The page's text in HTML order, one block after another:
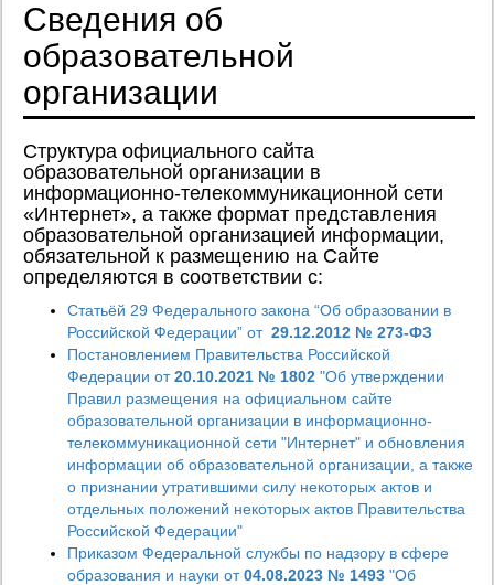
Сведения об
образовательной
организации
Структура официального сайта
образовательной организации в
информационно-телекоммуникационной сети
«Интернет», а также формат представления
образовательной организацией информации,
обязательной к размещению на Сайте
определяются в соответствии с:
Статьёй 29 Федерального закона “Об образовании в
Российской Федерации” от 29.12.2012 № 273-ФЗ
Постановлением Правительства Российской
Федерации от20.10.2021 № 1802 "Об утверждении
Правил размещения на официальном сайте
образовательной организации в информационно-
телекоммуникационной сети "Интернет" и обновления
информации об образовательной организации, а также
о признании утратившими силу некоторых актов и
отдельных положений некоторых актов Правительства
Российской Федерации"
Приказом Федеральной службы по надзору в сфере
образования и науки от04.08.2023 № 1493 "Об